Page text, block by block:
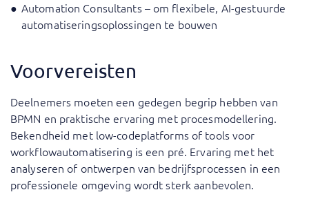
Automation Consultants – om flexibele, AI-gestuurde
automatiseringsoplossingen te bouwen
Voorvereisten
Deelnemers moeten een gedegen begrip hebben van
BPMN en praktische ervaring met procesmodellering.
Bekendheid met low-codeplatforms of tools voor
workflowautomatisering is een pré. Ervaring met het
analyseren of ontwerpen van bedrijfsprocessen in een
professionele omgeving wordt sterk aanbevolen.